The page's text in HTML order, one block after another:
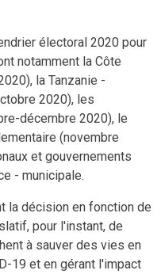
électoral 2020 pour
notamment la Côte
la Tanzanie -
2020), les
décembre 2020), le
(novembre
et gouvernements
- municipale.
la décision en fonction de
pour l'instant, de
à sauver des vies en
19 et en gérant l'impact